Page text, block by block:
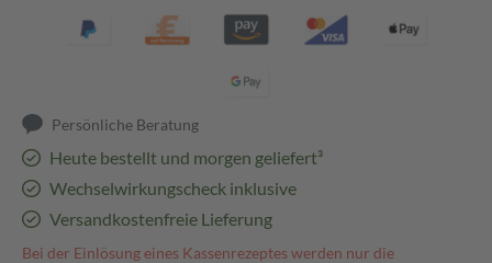
Persönliche Beratung
Heute bestellt und morgen geliefert³
Wechselwirkungscheck inklusive
Versandkostenfreie Lieferung
Bei der Einlösung eines Kassenrezeptes werden nur die